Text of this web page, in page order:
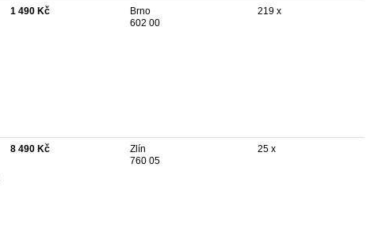
1 490 Kč
Brno
602 00
219 x
8 490 Kč
Zlín
760 05
25 x